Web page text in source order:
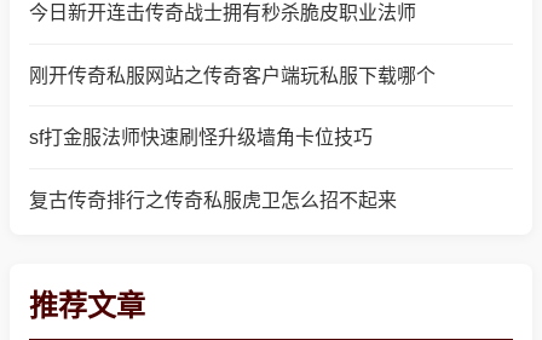
今日新开连击传奇战士拥有秒杀脆皮职业法师
刚开传奇私服网站之传奇客户端玩私服下载哪个
sf打金服法师快速刷怪升级墙角卡位技巧
复古传奇排行之传奇私服虎卫怎么招不起来
推荐文章